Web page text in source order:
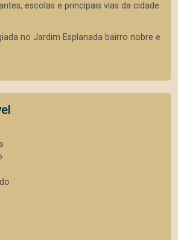
escolas e principais vias da cidade.
no Jardim Esplanada bairro nobre e